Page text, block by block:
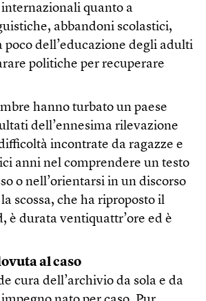
quanto a
abbandoni scolastici,
poco dell’educazione degli adulti
politiche per recuperare
hanno turbato un paese
dell’ennesima rilevazione
incontrate da ragazze e
anni nel comprendere un testo
o nell’orientarsi in un discorso
scossa, che ha riproposto il
è durata ventiquattr’ore ed è
al caso
cura dell’archivio da sola e da